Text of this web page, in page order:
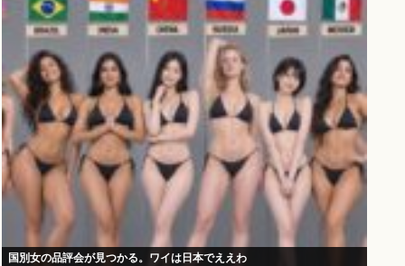
国別女の品評会が見つかる。ワイは日本でええわ